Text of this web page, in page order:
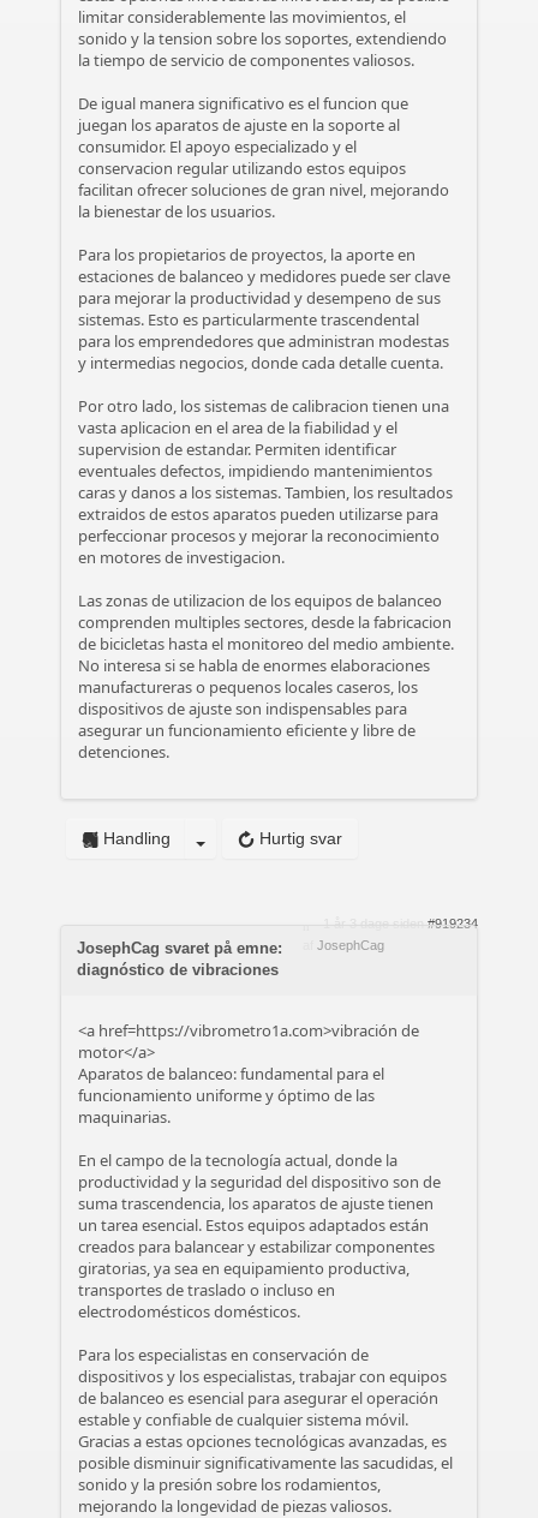
limitar considerablemente las movimientos, el
sonido y la tension sobre los soportes, extendiendo
la tiempo de servicio de componentes valiosos.
De igual manera significativo es el funcion que
juegan los aparatos de ajuste en la soporte al
consumidor. El apoyo especializado y el
conservacion regular utilizando estos equipos
facilitan ofrecer soluciones de gran nivel, mejorando
la bienestar de los usuarios.
Para los propietarios de proyectos, la aporte en
estaciones de balanceo y medidores puede ser clave
para mejorar la productividad y desempeno de sus
sistemas. Esto es particularmente trascendental
para los emprendedores que administran modestas
y intermedias negocios, donde cada detalle cuenta.
Por otro lado, los sistemas de calibracion tienen una
vasta aplicacion en el area de la fiabilidad y el
supervision de estandar. Permiten identificar
eventuales defectos, impidiendo mantenimientos
caras y danos a los sistemas. Tambien, los resultados
extraidos de estos aparatos pueden utilizarse para
perfeccionar procesos y mejorar la reconocimiento
en motores de investigacion.
Las zonas de utilizacion de los equipos de balanceo
comprenden multiples sectores, desde la fabricacion
de bicicletas hasta el monitoreo del medio ambiente.
No interesa si se habla de enormes elaboraciones
manufactureras o pequenos locales caseros, los
dispositivos de ajuste son indispensables para
asegurar un funcionamiento eficiente y libre de
detenciones.
Hurtig svar
Handling
#919234
JosephCag
JosephCag svaret på emne:
diagnóstico de vibraciones
<a href=https://vibrometro1a.com>vibración de
motor</a>
Aparatos de balanceo: fundamental para el
funcionamiento uniforme y óptimo de las
maquinarias.
En el campo de la tecnología actual, donde la
productividad y la seguridad del dispositivo son de
suma trascendencia, los aparatos de ajuste tienen
un tarea esencial. Estos equipos adaptados están
creados para balancear y estabilizar componentes
giratorias, ya sea en equipamiento productiva,
transportes de traslado o incluso en
electrodomésticos domésticos.
Para los especialistas en conservación de
dispositivos y los especialistas, trabajar con equipos
de balanceo es esencial para asegurar el operación
estable y confiable de cualquier sistema móvil.
Gracias a estas opciones tecnológicas avanzadas, es
posible disminuir significativamente las sacudidas, el
sonido y la presión sobre los rodamientos,
mejorando la longevidad de piezas valiosos.